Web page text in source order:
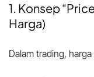
1. Konsep
Harga)
Dalam trading,